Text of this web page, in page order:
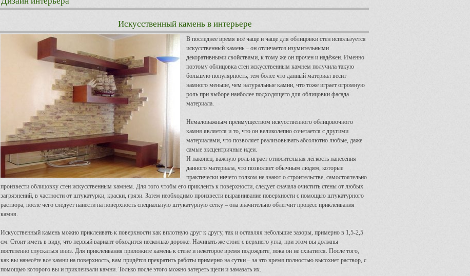
Искусственный камень в интерьере
В последнее время всё чаще и чаще для облицовки стен используется
искусственный камень – он отличается изумительными
декоративными свойствами, к тому же он прочен и надёжен. Именно
поэтому облицовка стен искусственным камнем получила такую
большую популярность, тем более что данный материал весит
намного меньше, чем натуральные камни, что тоже играет огромную
роль при выборе наиболее подходящего для облицовки фасада
материала.
Немаловажным преимуществом искусственного облицовочного
камня является и то, что он великолепно сочетается с другими
материалами, что позволяет реализовывать абсолютно любые, даже
самые эксцентричные идеи.
И наконец, важную роль играет относительная лёгкость нанесения
данного материала, что позволяет обычным людям, которые
практически ничего толком не знают о строительстве, самостоятельно
произвести облицовку стен искусственным камнем. Для того чтобы его приклеить к поверхности, следует сначала очистить стены от любых
загрязнений, в частности от штукатурки, краски, грязи. Затем необходимо произвести выравнивание поверхности с помощью штукатурного
раствора, после чего следует нанести на поверхность специальную штукатурную сетку – она значительно облегчит процесс приклеивания
камня.
Искусственный камень можно приклеивать к поверхности как вплотную друг к другу, так и оставляя небольшие зазоры, примерно в 1,5-2,5
см. Стоит иметь в виду, что первый вариант обходится несколько дороже. Начинать же стоит с верхнего угла, при этом вы должны
постепенно спускаться вниз. Для приклеивания приложите камень к стене и некоторое время подождите, пока он не схватится. После того,
как вы нанесёте все камни на поверхность, вам придётся прекратить работы примерно на сутки – за это время полностью высохнет раствор, с
помощью которого вы и приклеивали камни. Только после этого можно затереть щели и замазать их.